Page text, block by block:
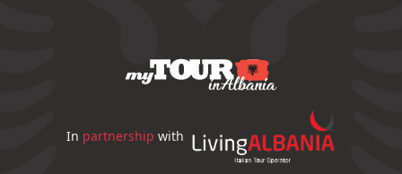
In partnership with